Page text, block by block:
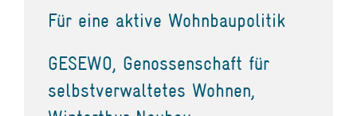
Für eine aktive Wohnbaupolitik
GESEWO, Genossenschaft für
selbstverwaltetes Wohnen,